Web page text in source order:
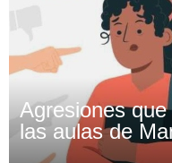
Agresiones
las aulas de